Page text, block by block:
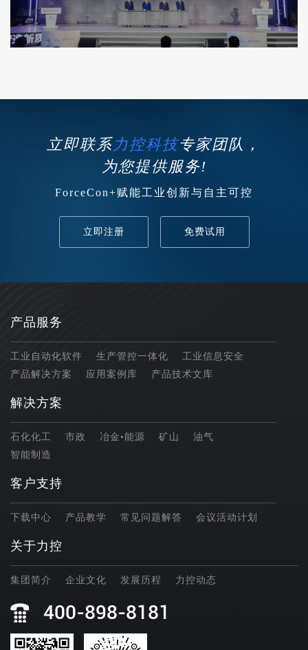
立即联系 力控科技专家团队，
为您提供服务!
ForceCon+赋能工业创新与自主可控
立即注册 免费试用
产品服务
工业自动化软件 生产管控一体化
工业信息安全
产品解决方案
应用案例库 产品技术文库
解决方案
石化化工 市政 冶金•能源 矿山
油气
智能制造
客户支持
下载中心 产品教学 常见问题解答 会议活动计划
关于力控
集团简介 企业文化 发展历程 力控动态
400-898-8181